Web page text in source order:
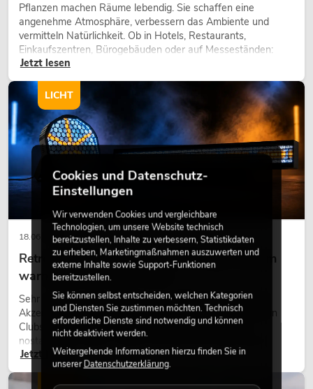
Pflanzen machen Räume lebendig. Sie schaffen eine
angenehme Atmosphäre, verbessern das Ambiente und
vermitteln Natürlichkeit. Ob in Hotels, Restaurants,
Einkaufszentren, Bürogebäuden oder auf Messeständen:
eine hochwertige Begrünung gehört heute längst zum
modernen Raumkonzept.
Jetzt lesen
18.06.2026
Retro-Licht im modernen Lichtdesign: Warum
warmes Licht wieder wirkt
Sehr warmes Licht, sichtbare Leuchtflächen und farbige
Akzente prägen viele aktuelle Lichtdesigns auf Bühnen, in
Clubs und bei Events. Retro-Licht ist dabei kein rein
nostalgischer Effekt, sondern ein bewusst eingesetztes
Gestaltungsmittel: Es schafft Atmosphäre, gibt Szenen
Charakter und kann technische LED-Setups emotionaler
wirken lassen.
Jetzt lesen
LICHT
Cookies und Datenschutz-
Einstellungen
Wir verwenden Cookies und vergleichbare
Technologien, um unsere Website technisch
bereitzustellen, Inhalte zu verbessern, Statistikdaten
zu erheben, Marketingmaßnahmen auszuwerten und
externe Inhalte sowie Support-Funktionen
bereitzustellen.
Sie können selbst entscheiden, welchen Kategorien
und Diensten Sie zustimmen möchten. Technisch
erforderliche Dienste sind notwendig und können
nicht deaktiviert werden.
Weitergehende Informationen hierzu finden Sie in
unsererDatenschutzerklärung.